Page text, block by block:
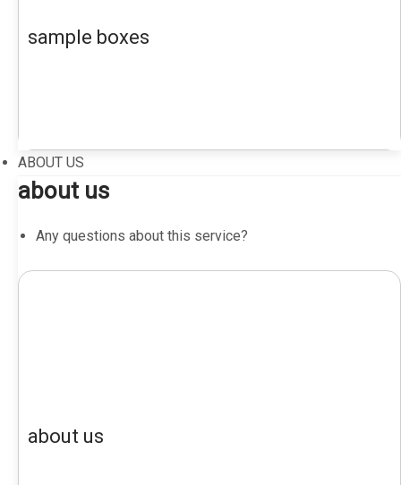
sample boxes
ABOUT US
about us
Any questions about this service?
about us